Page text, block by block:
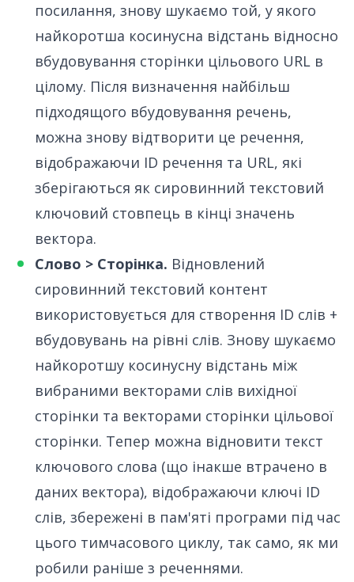
посилання, знову шукаємо той, у якого
найкоротша косинусна відстань відносно
вбудовування сторінки цільового URL в
цілому. Після визначення найбільш
підходящого вбудовування речень,
можна знову відтворити це речення,
відображаючи ID речення та URL, які
зберігаються як сировинний текстовий
ключовий стовпець в кінці значень
вектора.
Слово > Сторінка. Відновлений
сировинний текстовий контент
використовується для створення ID слів +
вбудовувань на рівні слів. Знову шукаємо
найкоротшу косинусну відстань між
вибраними векторами слів вихідної
сторінки та векторами сторінки цільової
сторінки. Тепер можна відновити текст
ключового слова (що інакше втрачено в
даних вектора), відображаючи ключі ID
слів, збережені в пам'яті програми під час
цього тимчасового циклу, так само, як ми
робили раніше з реченнями.